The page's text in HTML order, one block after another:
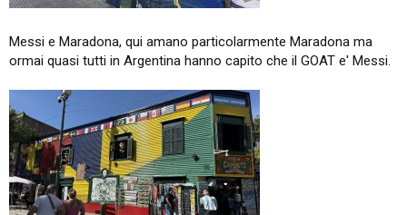
Messi e Maradona, qui amano particolarmente Maradona ma
ormai quasi tutti in Argentina hanno capito che il GOAT e' Messi.